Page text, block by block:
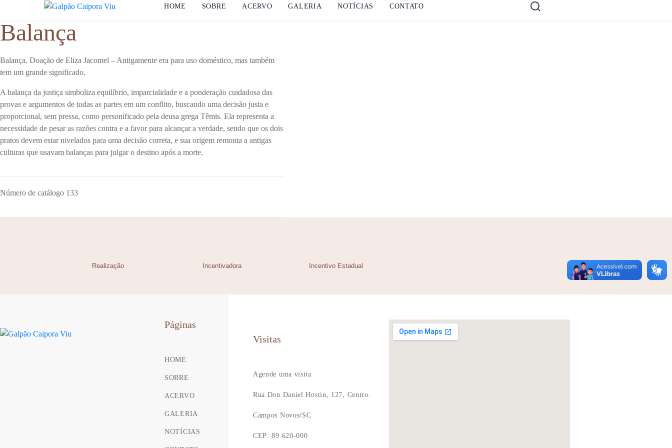
HOME SOBRE ACERVO GALERIA NOTÍCIAS CONTATO
Balança
Balança. Doação de Eliza Jacomel – Antigamente era para uso doméstico, mas também
tem um grande significado.
A balança da justiça simboliza equilíbrio, imparcialidade e a ponderação cuidadosa das
provas e argumentos de todas as partes em um conflito, buscando uma decisão justa e
proporcional, sem pressa, como personificado pela deusa grega Têmis. Ela representa a
necessidade de pesar as razões contra e a favor para alcançar a verdade, sendo que os dois
pratos devem estar nivelados para uma decisão correta, e sua origem remonta a antigas
culturas que usavam balanças para julgar o destino após a morte.
Número de catálogo 133
Realização Incentivadora Incentivo Estadual
Páginas
HOME
SOBRE
ACERVO
GALERIA
NOTÍCIAS
Visitas
Agende uma visita
Rua Don Daniel Hostin, 127, Centro.
Campos Novos/SC
CEP: 89.620-000